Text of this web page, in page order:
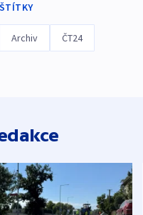
ŠTÍTKY
Archiv ČT24